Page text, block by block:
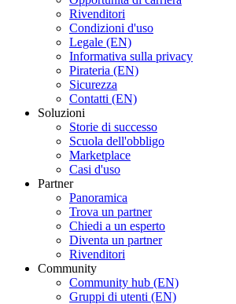
Rivenditori
Condizioni d'uso
Legale (EN)
Informativa sulla privacy
Pirateria (EN)
Sicurezza
Contatti (EN)
Soluzioni
Storie di successo
Scuola dell'obbligo
Marketplace
Casi d'uso
Partner
Panoramica
Trova un partner
Chiedi a un esperto
Diventa un partner
Rivenditori
Community
Community hub (EN)
Gruppi di utenti (EN)